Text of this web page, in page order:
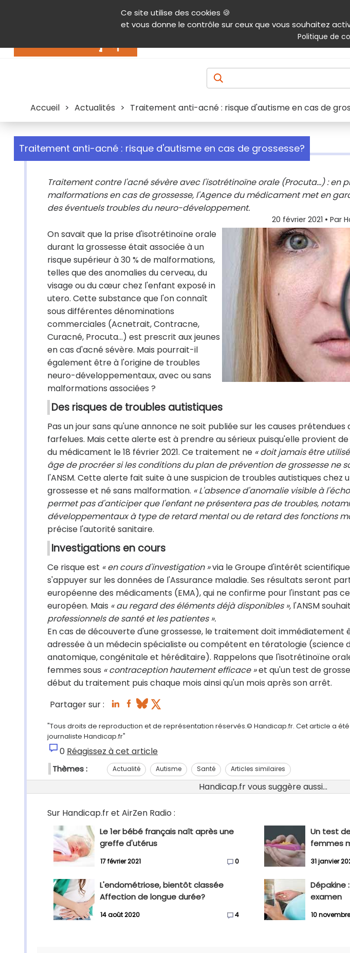
Ce site utilise des cookies 🍪
et vous donne le contrôle sur ceux que vous souhaitez
Politique de
Contenu Aide et accessibilité Menu principal
Produits & services
Accueil > Actualités > Traitement anti-acné : risque d'autisme en cas de
Traitement anti-acné : risque d'autisme en cas de grossesse?
Traitement contre l'acné sévère avec l'isotrétinoïne orale (Procuta...) : en
malformations en cas de grossesse, l'Agence du médicament met en
des éventuels troubles du neuro-développement.
20 février 2021 • Par
On savait que la prise d'isotrétinoïne orale
durant la grossesse était associée à un
risque supérieur à 30 % de malformations,
telles que des anomalies du cerveau, du
visage ou du cœur chez l'enfant exposé in
utero. Cette substance que l'on connaît
sous différentes dénominations
commerciales (Acnetrait, Contracne,
Curacné, Procuta…) est prescrit aux jeunes
en cas d'acné sévère. Mais pourrait-il
également être à l'origine de troubles
neuro-développementaux, avec ou sans
malformations associées ?
Des risques de troubles autistiques
Pas un jour sans qu'une annonce ne soit publiée sur les causes prétendues
farfelues. Mais cette alerte est à prendre au sérieux puisqu'elle provient
du médicament le 18 février 2021. Ce traitement ne « doit jamais être
âge de procréer si les conditions du plan de prévention de grossesse ne
l'ANSM. Cette alerte fait suite à une suspicion de troubles autistiques chez
grossesse et né sans malformation. « L'absence d'anomalie visible à
permet pas d'anticiper que l'enfant ne présentera pas de troubles,
développementaux à type de retard mental ou de retard des fonctions
précise l'autorité sanitaire.
Investigations en cours
Ce risque est « en cours d'investigation »via le Groupe d'intérêt scientifique
s'appuyer sur les données de l'Assurance maladie. Ses résultats seront
européenne des médicaments (EMA), qui ne confirme pour l'instant pas
européen. Mais « au regard des éléments déjà disponibles », l'ANSM
professionnels de santé et les patientes ».
En cas de découverte d'une grossesse, le traitement doit
adressée à un médecin spécialiste ou compétent en tératologie (science
anatomique, congénitale et héréditaire). Rappelons que l'isotrétinoïne
femmes sous « contraception hautement efficace »et qu'un test de
début du traitement puis chaque mois ainsi qu'un mois après son arrêt.
Partager sur :
"Tous droits de reproduction et de représentation réservés.© Handicap.fr. Cet article a
journaliste Handicap.fr"
0 Réagissez à cet article
Thèmes : Actualité Autisme Santé Articles similaires
Handicap.fr vous suggère aussi...
Sur Handicap.fr et AirZen Radio :
Le 1er bébé français naît après une
greffe d'utérus
17 février 2021 0
Un test
femmes
31 janvier
L'endométriose, bientôt classée
Affection de longue durée?
14 août 2020 4
Dépakine
examen
10